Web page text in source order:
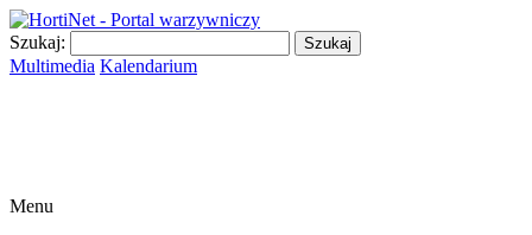
Szukaj:
Multimedia Kalendarium
Menu